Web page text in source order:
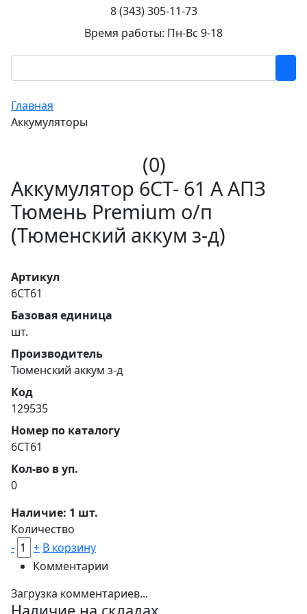
8 (343) 305-11-73
Время работы: Пн-Вс 9-18
Главная
Аккумуляторы
(0)
Аккумулятор 6СТ- 61 А АПЗ
Тюмень Premium о/п
(Тюменский аккум з-д)
Артикул
6CT61
Базовая единица
шт.
Производитель
Тюменский аккум з-д
Код
129535
Номер по каталогу
6CT61
Кол-во в уп.
0
Наличие: 1 шт.
Количество
-
+ В корзину
Комментарии
Загрузка комментариев...